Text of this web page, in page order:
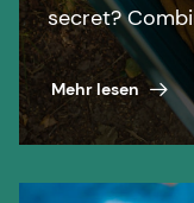
secret?
desirable, and
Mehr lesen